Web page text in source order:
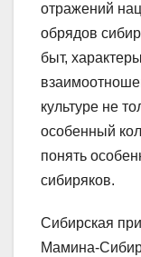
отражений
обрядов
быт,
культуре не
особенный
понять
сибиряков.
Сибирская
Мамина-